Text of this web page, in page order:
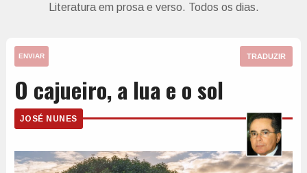
Literatura em prosa e verso. Todos os dias.
ENVIAR TRADUZIR
O cajueiro, a lua e o sol
JOSÉ NUNES